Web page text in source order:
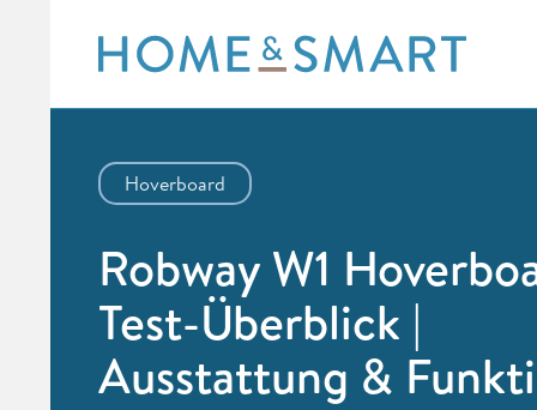
content
Hoverboard
Robway W1
Test-Überblick |
Ausstattung &